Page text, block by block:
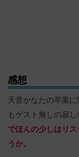
感想
天音かなたの卒業
もゲスト無しの寂
でほんの少しはリ
うか。